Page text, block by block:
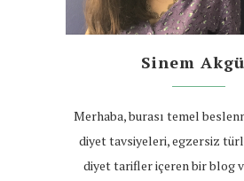
Sinem
Merhaba, burası temel
diyet tavsiyeleri, egzersiz
diyet tarifler içeren bir blog